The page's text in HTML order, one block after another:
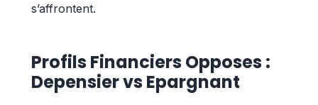
s’affrontent.
Profils Financiers Opposes :
Depensier vs Epargnant